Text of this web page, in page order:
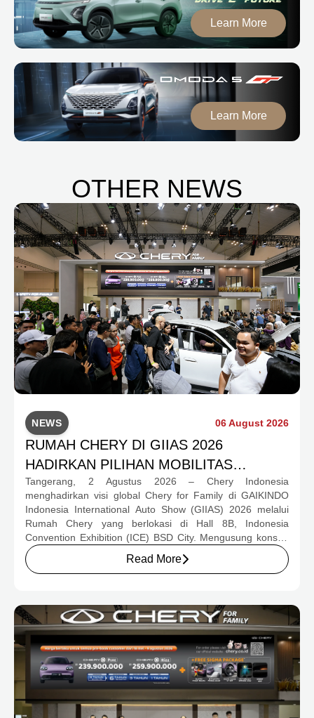
Learn More
Learn More
OTHER NEWS
NEWS 06 August 2026
RUMAH CHERY DI GIIAS 2026
HADIRKAN PILIHAN MOBILITAS
LENGKAP DAN PROGRAM APRESIASI
KONSUMEN BERNILAI HAMPIR RP1
MILIAR
Tangerang, 2 Agustus 2026 – Chery Indonesia
menghadirkan visi global Chery for Family di GAIKINDO
Indonesia International Auto Show (GIIAS) 2026 melalui
Rumah Chery yang berlokasi di Hall 8B, Indonesia
Convention Exhibition (ICE) BSD City. Mengusung konsep
rumah yang hangat dan inklusif, Chery menghadirkan
pengalaman menyeluruh bagi keluarga Indonesia melalui
program apresiasi untuk konsumen.
Read More